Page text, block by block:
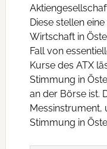
Diese stellen
Wirtschaft in
Fall von
Kurse des ATX
Stimmung in
an der Börse ist.
Messinstrument,
Stimmung in